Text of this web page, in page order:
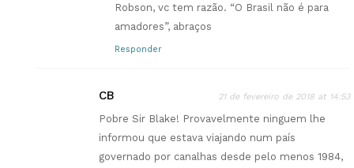
Robson, vc tem razão. “O Brasil não é para
amadores”, abraços
Responder
CB 21 de fevereiro de 2018 at 14:53
Pobre Sir Blake! Provavelmente ninguem lhe
informou que estava viajando num país
governado por canalhas desde pelo menos 1984,